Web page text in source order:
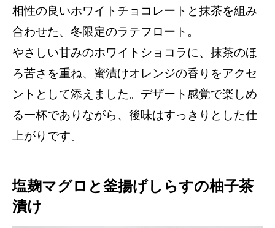
相性の良いホワイトチョコレートと抹茶を組み
合わせた、冬限定のラテフロート。
やさしい甘みのホワイトショコラに、抹茶のほ
ろ苦さを重ね、蜜漬けオレンジの香りをアクセ
ントとして添えました。デザート感覚で楽しめ
る一杯でありながら、後味はすっきりとした仕
上がりです。
塩麹マグロと釜揚げしらすの柚子茶
漬け